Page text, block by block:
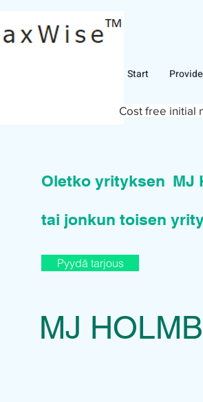
Start
Cost free initial
Oletko yrityksen MJ
tai jonkun toisen
Pyydä tarjous
MJ